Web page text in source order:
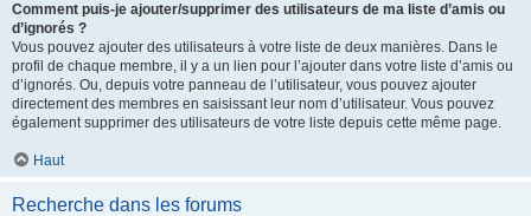
Comment puis-je ajouter/supprimer des utilisateurs de ma liste d’amis ou
d’ignorés ?
Vous pouvez ajouter des utilisateurs à votre liste de deux manières. Dans le
profil de chaque membre, il y a un lien pour l’ajouter dans votre liste d’amis ou
d’ignorés. Ou, depuis votre panneau de l’utilisateur, vous pouvez ajouter
directement des membres en saisissant leur nom d’utilisateur. Vous pouvez
également supprimer des utilisateurs de votre liste depuis cette même page.
Haut
Recherche dans les forums